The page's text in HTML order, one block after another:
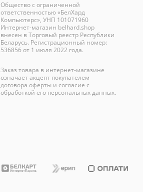
Общество с ограниченной
ответственностью «БелХард
Компьютерс», УНП 101071960
Интернет-магазин belhard.shop
внесен в Торговый реестр Республики
Беларусь. Регистрационный номер:
536856 от 1 июля 2022 года.
Заказ товара в интернет-магазине
означает акцепт покупателем
договора оферты и согласие с
обработкой его персональных данных.